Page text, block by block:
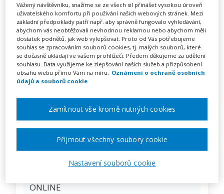
Podpora přirozeného
rozvoje řeči u dětí – primární
logopedická prevence
(kombinované)
PořádáZřetel, s.r.o.
19. 10. 2026 - 18. 12. 2026
ONLINE
Vážený návštěvníku, snažíme se ze všech sil přinášet vysokou úroveň
uživatelského komfortu při používání našich webových stránek. Mezi
základní předpoklady patří např. aby správně fungovalo vyhledávání,
abychom vás neobtěžovali nevhodnou reklamou nebo abychom měli
dostatek podnětů, jak web vylepšovat. Proto od Vás potřebujeme
souhlas se zpracováním souborů cookies, tj. malých souborů, které
se dočasně ukládají ve vašem prohlížeči. Předem děkujeme za udělení
souhlasu. Data využijeme ke zlepšování našich služeb a přizpůsobení
obsahu webu přímo Vám na míru.
Oznámení o ochraně osobních
údajů a souborů cookie
Nastavení souborů cookie
Zamítnout vše kromě nutných cookies
Přijmout všechny soubory cookie